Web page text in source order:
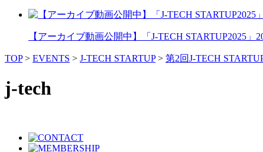
【アーカイブ動画公開中】「J-TECH STARTUP2025」
TOP> EVENTS > J-TECH STARTUP> 第2回J-TECH
j-tech